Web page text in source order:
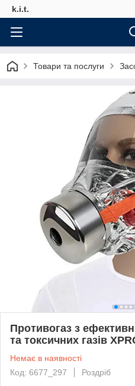
k.i.t.
Товари та послуги
Противогаз з
та токсичних газів
Немає в наявності
Код: 6677_297
Роздріб